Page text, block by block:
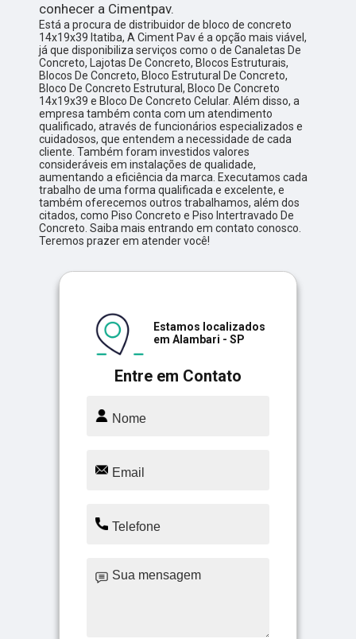
conhecer a Cimentpav.
Está a procura de distribuidor de bloco de concreto
14x19x39 Itatiba, A Ciment Pav é a opção mais viável,
já que disponibiliza serviços como o de Canaletas De
Concreto, Lajotas De Concreto, Blocos Estruturais,
Blocos De Concreto, Bloco Estrutural De Concreto,
Bloco De Concreto Estrutural, Bloco De Concreto
14x19x39 e Bloco De Concreto Celular. Além disso, a
empresa também conta com um atendimento
qualificado, através de funcionários especializados e
cuidadosos, que entendem a necessidade de cada
cliente. Também foram investidos valores
consideráveis em instalações de qualidade,
aumentando a eficiência da marca. Executamos cada
trabalho de uma forma qualificada e excelente, e
também oferecemos outros trabalhamos, além dos
citados, como Piso Concreto e Piso Intertravado De
Concreto. Saiba mais entrando em contato conosco.
Teremos prazer em atender você!
Entre em Contato
Estamos localizados
em Alambari - SP